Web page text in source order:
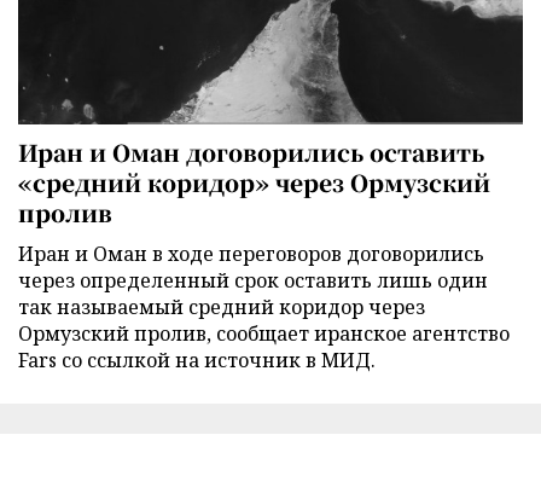
Иран и Оман договорились оставить
«средний коридор» через Ормузский
пролив
Иран и Оман в ходе переговоров договорились
через определенный срок оставить лишь один
так называемый средний коридор через
Ормузский пролив, сообщает иранское агентство
Fars со ссылкой на источник в МИД.